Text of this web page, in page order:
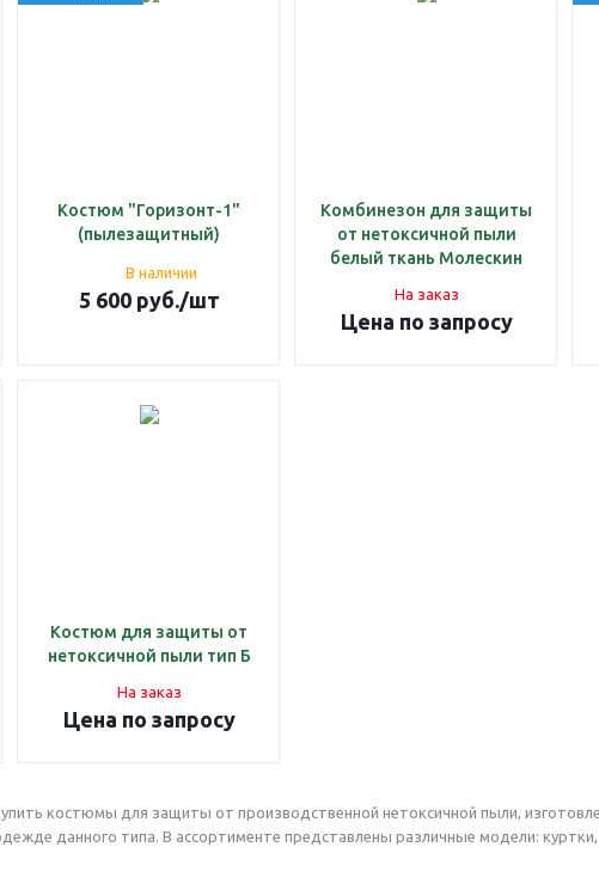
Костюм "Горизонт-1"
(пылезащитный)
В наличии
5 600руб./шт
Комбинезон для защиты
от нетоксичной пыли
белый ткань Молескин
На заказ
Цена по запросу
Костюм для защиты от
нетоксичной пыли тип Б
На заказ
Цена по запросу
костюмы для защиты от производственной нетоксичной пыли,
данного типа. В ассортименте представлены различные модели: